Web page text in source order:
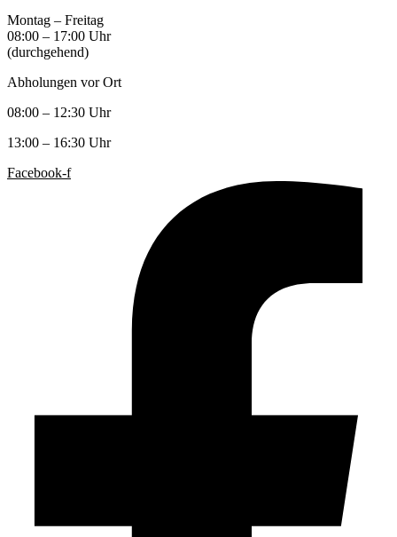
Produktseite
Montag – Freitag
08:00 – 17:00 Uhr
(durchgehend)
Abholungen vor Ort
08:00 – 12:30 Uhr
13:00 – 16:30 Uhr
Facebook-f